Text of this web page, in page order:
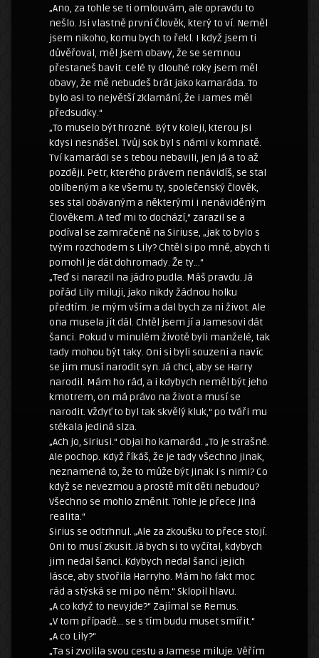
„Ano, za tohle se ti omlouvám, ale opravdu to
nešlo. Jsi vlastně první člověk, který to ví. Neměl
jsem nikoho, komu bych to řekl. I když jsem ti
důvěřoval, měl jsem obavy, že se semnou
přestaneš bavit. Celé ty dlouhé roky jsem měl
obavy, že mě nebudeš brát jako kamaráda. To
bylo asi to největší zklamání, že i James měl
předsudky.“
„To muselo být hrozné. Být v koleji, kterou jsi
kdysi nesnášel. Tvůj sok byl s námi v komnatě.
Tví kamarádi se s tebou nebavili, jen já a to až
později. Petr, kterého právem nenávidíš, se stal
oblíbeným a ke všemu ty, společenský člověk,
ses stal obávaným a některými i nenáviděným
člověkem. A teď mi to dochází,“ zarazil se a
podíval se zamračeně na Siriuse, „jak to bylo s
tvým rozchodem s Lily? Chtěl si po mně, abych ti
pomohl je dát dohromady. Že ty…“
„Teď si narazil na jádro pudla. Máš pravdu. Já
pořád Lily miluji, jako nikdy žádnou holku
předtím. Je mým vším a dal bych za ni život. Ale
ona musela jít dál. Chtěl jsem jí a Jamesovi dát
šanci. Pokud v minulém životě byli manželé, tak
tady mohou být taky. Oni si byli souzeni a navíc
se jim musí narodit syn. Já chci, aby se Harry
narodil. Mám ho rád, a i kdybych neměl být jeho
kmotrem, on má právo na život a musí se
narodit. Vždyť to byl tak skvělý kluk,“ po tváři mu
stékala jediná slza.
„Ach jo, Siriusi.“ Objal ho kamarád. „To je strašné.
Ale pochop. Když říkáš, že je tady všechno jinak,
neznamená to, že to může být jinak i s nimi? Co
když se nevezmou a prostě mít děti nebudou?
Všechno se mohlo změnit. Tohle je přece jiná
realita.“
Sirius se odtrhnul. „Ale za zkoušku to přece stojí.
Oni to musí zkusit. Já bych si to vyčítal, kdybych
jim nedal šanci. Kdybych nedal šanci jejich
lásce, aby stvořila Harryho. Mám ho fakt moc
rád a stýská se mi po něm.“ Sklopil hlavu.
„A co když to nevyjde?“ Zajímal se Remus.
„V tom případě… se s tím budu muset smířit.“
„A co Lily?“
„Ta si zvolila svou cestu a Jamese miluje. Věřím